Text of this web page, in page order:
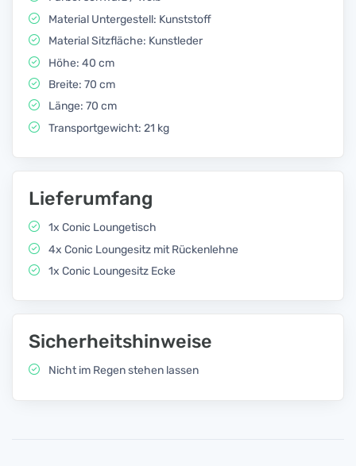
Material Untergestell: Kunststoff
Material Sitzfläche: Kunstleder
Höhe: 40 cm
Breite: 70 cm
Länge: 70 cm
Transportgewicht: 21 kg
Lieferumfang
1x Conic Loungetisch
4x Conic Loungesitz mit Rückenlehne
1x Conic Loungesitz Ecke
Sicherheitshinweise
Nicht im Regen stehen lassen